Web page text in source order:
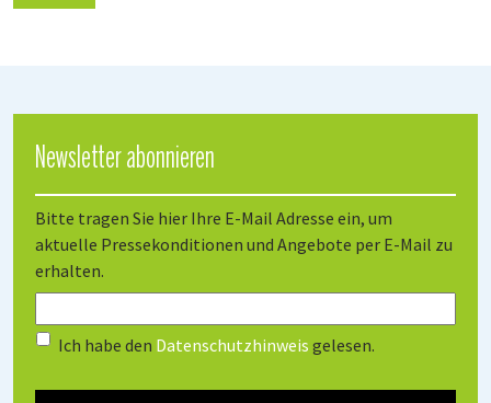
Newsletter abonnieren
Bitte tragen Sie hier Ihre E-Mail Adresse ein, um
aktuelle Pressekonditionen und Angebote per E-Mail zu
erhalten.
Ich habe den Datenschutzhinweis gelesen.